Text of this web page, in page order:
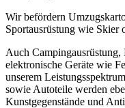
Wir befördern
Sportausrüstung wie Skier
Auch
elektronische Geräte wie
unserem
sowie Autoteile werden
Kunstgegenstände und